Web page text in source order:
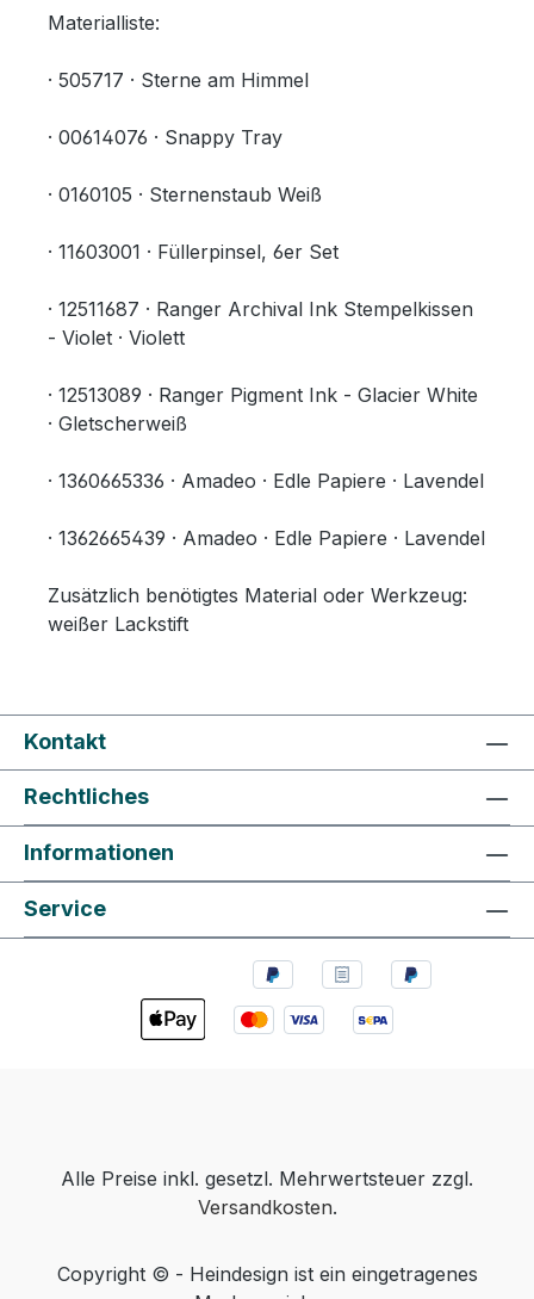
Materialliste:
· 505717 · Sterne am Himmel
· 00614076 · Snappy Tray
· 0160105 · Sternenstaub Weiß
· 11603001 · Füllerpinsel, 6er Set
· 12511687 · Ranger Archival Ink Stempelkissen
- Violet · Violett
· 12513089 · Ranger Pigment Ink - Glacier White
· Gletscherweiß
· 1360665336 · Amadeo · Edle Papiere · Lavendel
· 1362665439 · Amadeo · Edle Papiere · Lavendel
Zusätzlich benötigtes Material oder Werkzeug:
weißer Lackstift
Kontakt
Rechtliches
Informationen
Service
Alle Preise inkl. gesetzl. Mehrwertsteuer zzgl.
Versandkosten.
Copyright © - Heindesign ist ein eingetragenes